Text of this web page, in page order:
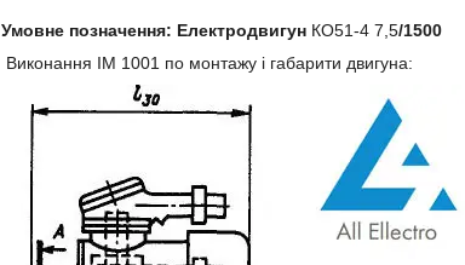
Умовне позначення: Електродвигун КО51-4 7,5/1500
Виконання IM 1001 по монтажу і габарити двигуна: